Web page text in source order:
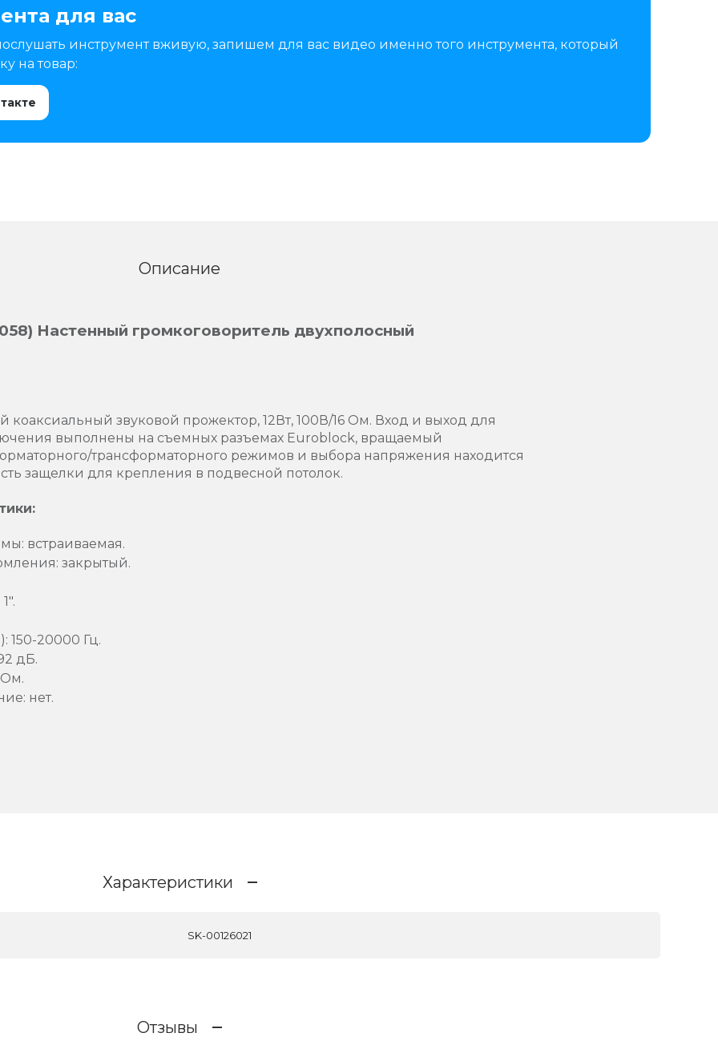
для вас
инструмент вживую, запишем для вас видео именно того инструмента, который
на товар:
Описание
Настенный громкоговоритель двухполосный
коаксиальный звуковой прожектор, 12Вт, 100В/16 Ом. Вход и выход для
выполнены на съемных разъемах Euroblock, вращаемый
трансформаторного режимов и выбора напряжения находится
защелки для крепления в подвесной потолок.
встраиваемая.
закрытый.
150-20000 Гц.
дБ.
Ом.
нет.
Характеристики
SK-00126021
Отзывы